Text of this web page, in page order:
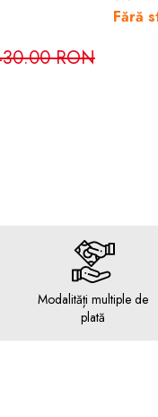
Fără
RON
Modalități multiple de
plată